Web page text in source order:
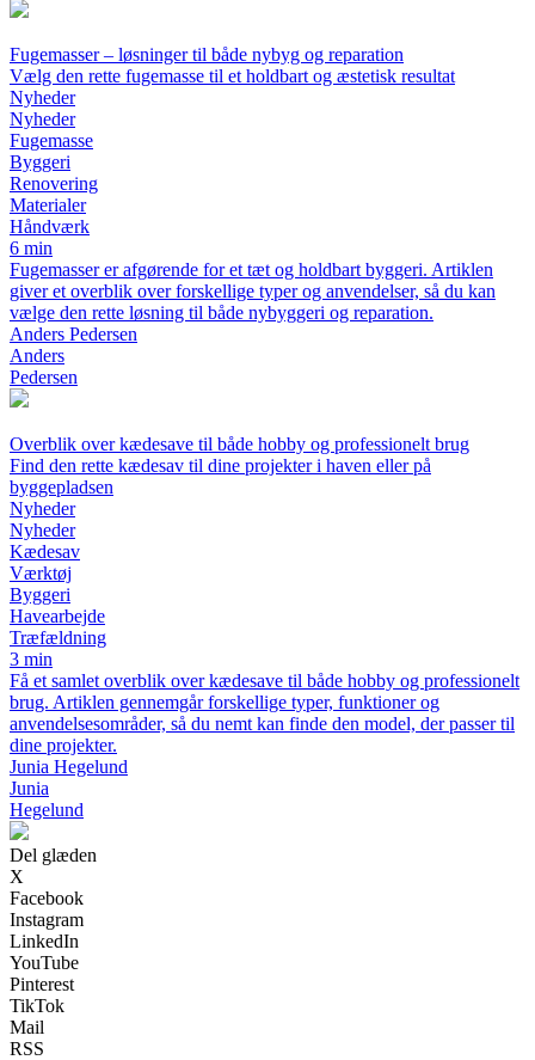
Fugemasser – løsninger til både nybyg og reparation
Vælg den rette fugemasse til et holdbart og æstetisk resultat
Nyheder
Nyheder
Fugemasse
Byggeri
Renovering
Materialer
Håndværk
6 min
Fugemasser er afgørende for et tæt og holdbart byggeri. Artiklen
giver et overblik over forskellige typer og anvendelser, så du kan
vælge den rette løsning til både nybyggeri og reparation.
Anders Pedersen
Anders
Pedersen
Overblik over kædesave til både hobby og professionelt brug
Find den rette kædesav til dine projekter i haven eller på
byggepladsen
Nyheder
Nyheder
Kædesav
Værktøj
Byggeri
Havearbejde
Træfældning
3 min
Få et samlet overblik over kædesave til både hobby og professionelt
brug. Artiklen gennemgår forskellige typer, funktioner og
anvendelsesområder, så du nemt kan finde den model, der passer til
dine projekter.
Junia Hegelund
Junia
Hegelund
Del glæden
X
Facebook
Instagram
LinkedIn
YouTube
Pinterest
TikTok
Mail
RSS